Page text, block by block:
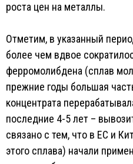
роста цен на металлы.
Отметим, в указанный
более чем вдвое
ферромолибдена (сплав
прежние годы большая
концентрата
последние 4-5 лет –
связано с тем, что в ЕС и
этого сплава) начали